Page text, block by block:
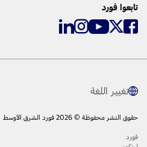
تابعوا فورد
تغيير اللغة
حقوق النشر محفوظة © 2026 فورد الشرق الأوسط
فورد